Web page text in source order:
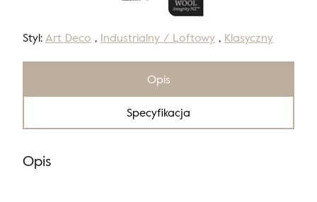
Styl:Art Deco , Industrialny / Loftowy , Klasyczny
Opis
Specyfikacja
Opis